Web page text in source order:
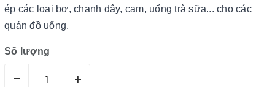
ép các loại bơ, chanh dây, cam, uống trà sữa... cho các
quán đồ uống.
Số lượng
– +